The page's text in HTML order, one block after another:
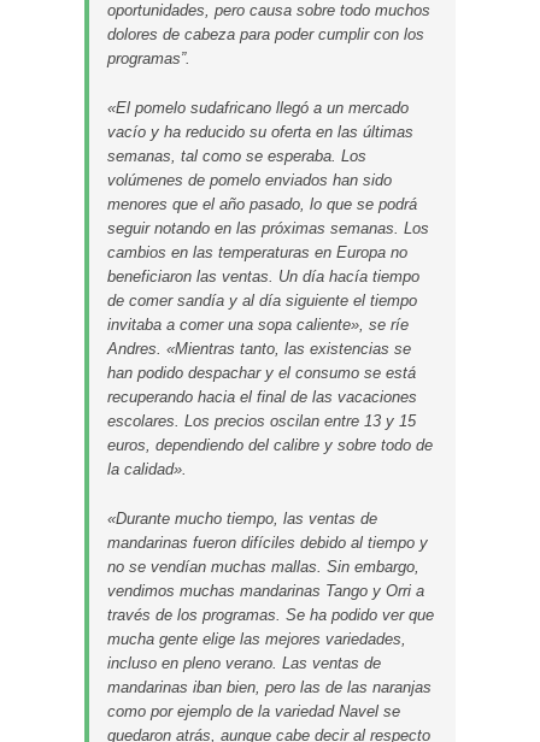
oportunidades, pero causa sobre todo muchos
dolores de cabeza para poder cumplir con los
programas”.
«El pomelo sudafricano llegó a un mercado
vacío y ha reducido su oferta en las últimas
semanas, tal como se esperaba. Los
volúmenes de pomelo enviados han sido
menores que el año pasado, lo que se podrá
seguir notando en las próximas semanas. Los
cambios en las temperaturas en Europa no
beneficiaron las ventas. Un día hacía tiempo
de comer sandía y al día siguiente el tiempo
invitaba a comer una sopa caliente», se ríe
Andres. «Mientras tanto, las existencias se
han podido despachar y el consumo se está
recuperando hacia el final de las vacaciones
escolares. Los precios oscilan entre 13 y 15
euros, dependiendo del calibre y sobre todo de
la calidad».
«Durante mucho tiempo, las ventas de
mandarinas fueron difíciles debido al tiempo y
no se vendían muchas mallas. Sin embargo,
vendimos muchas mandarinas Tango y Orri a
través de los programas. Se ha podido ver que
mucha gente elige las mejores variedades,
incluso en pleno verano. Las ventas de
mandarinas iban bien, pero las de las naranjas
como por ejemplo de la variedad Navel se
quedaron atrás, aunque cabe decir al respecto